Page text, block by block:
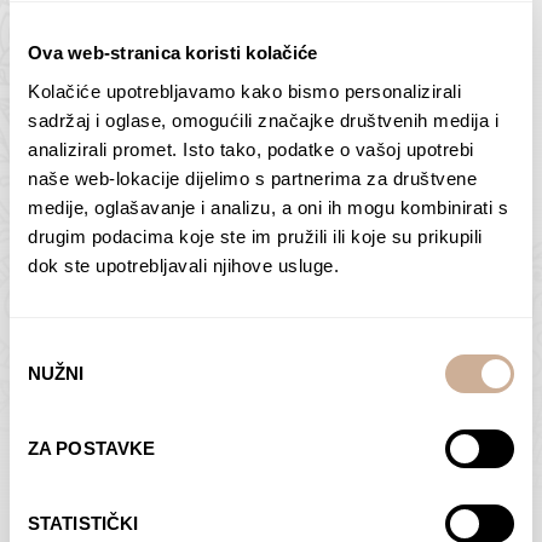
Ova web-stranica koristi kolačiće
Kolačiće upotrebljavamo kako bismo personalizirali
sadržaj i oglase, omogućili značajke društvenih medija i
analizirali promet. Isto tako, podatke o vašoj upotrebi
naše web-lokacije dijelimo s partnerima za društvene
medije, oglašavanje i analizu, a oni ih mogu kombinirati s
drugim podacima koje ste im pružili ili koje su prikupili
dok ste upotrebljavali njihove usluge.
pristanka
NUŽNI
ZA POSTAVKE
STATISTIČKI
Butan – ljudi 2
75,00€ – 138,00€Raspon
cijena:
od
75,00 €
do
ODABERI OPCIJE
Antarktika – krajolik
2
75,00€ – 138,00€Raspon
cijena:
ODABERI OPCIJE
Moreškanti – sjena
€Raspon
cijena: